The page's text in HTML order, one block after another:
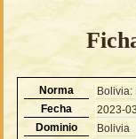
Norma
Bolivia:
Fecha
2023-
Dominio
Bolivia